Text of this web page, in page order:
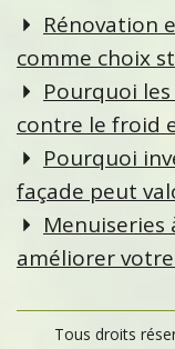
Rénovation
comme choix
Pourquoi
contre le froid
Pourquoi
façade peut
Menuiseries
améliorer
Tous droits